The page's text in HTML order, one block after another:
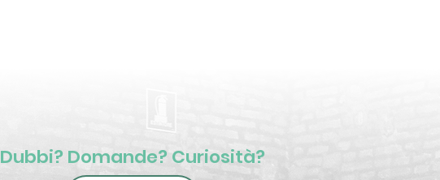
Dubbi? Domande? Curiosità?